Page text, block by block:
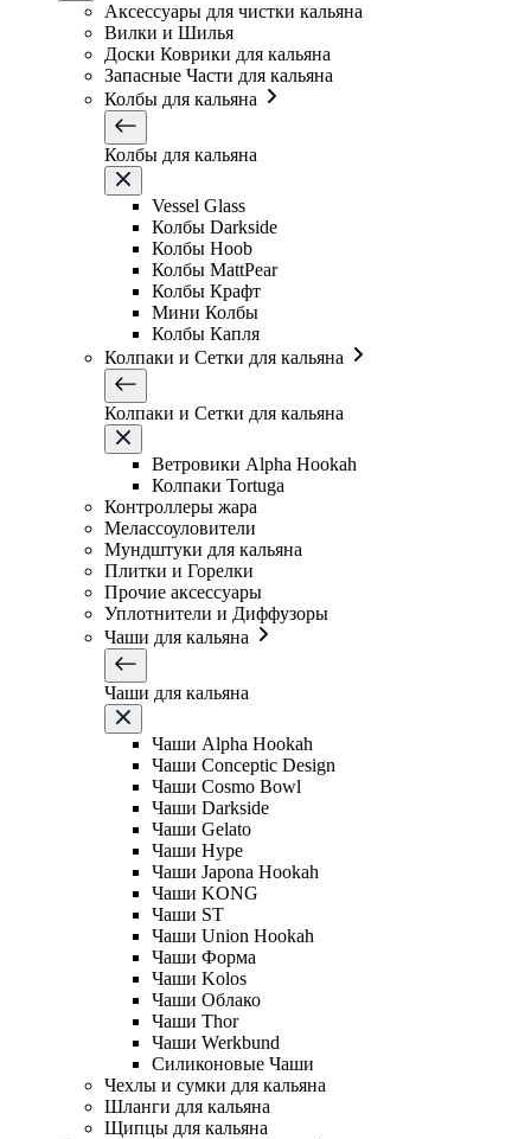
Аксессуары для чистки кальяна
Вилки и Шилья
Доски Коврики для кальяна
Запасные Части для кальяна
Колбы для кальяна
Колбы для кальяна
Vessel Glass
Колбы Darkside
Колбы Hoob
Колбы MattPear
Колбы Крафт
Мини Колбы
Колбы Капля
Колпаки и Сетки для кальяна
Колпаки и Сетки для кальяна
Ветровики Alpha Hookah
Колпаки Tortuga
Контроллеры жара
Мелассоуловители
Мундштуки для кальяна
Плитки и Горелки
Прочие аксессуары
Уплотнители и Диффузоры
Чаши для кальяна
Чаши для кальяна
Чаши Alpha Hookah
Чаши Conceptic Design
Чаши Cosmo Bowl
Чаши Darkside
Чаши Gelato
Чаши Hype
Чаши Japona Hookah
Чаши KONG
Чаши ST
Чаши Union Hookah
Чаши Форма
Чаши Kolos
Чаши Облако
Чаши Thor
Чаши Werkbund
Силиконовые Чаши
Чехлы и сумки для кальяна
Шланги для кальяна
Щипцы для кальяна